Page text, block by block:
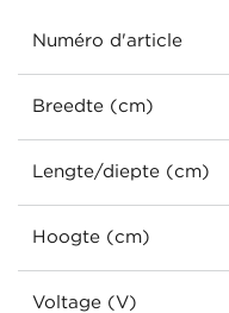
Numéro d'article
Breedte (cm)
Lengte/diepte (cm)
Hoogte (cm)
Voltage (V)